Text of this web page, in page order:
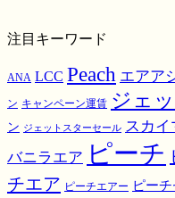
注目キーワード
ANA LCC Peach エアア
ン キャンペーン運賃 ジェ
ン ジェットスターセール スカイ
バニラエア ピーチ
チエア ピーチエアー ピー